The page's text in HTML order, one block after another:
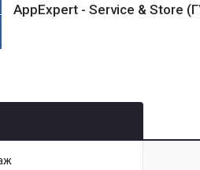
AppExpert - Service & Store